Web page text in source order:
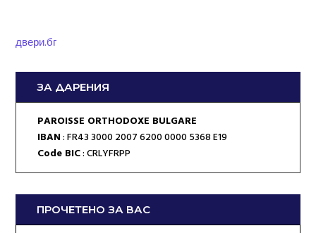
двери.бг
ЗА ДАРЕНИЯ
PAROISSE ORTHODOXE BULGARE
IBAN : FR43 3000 2007 6200 0000 5368 E19
Code BIC: CRLYFRPP
ПРОЧЕТЕНО ЗА ВАС